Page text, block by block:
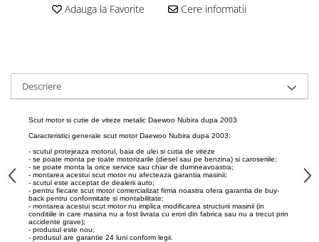
Carlige DS
Carlige Ford
Carlige Honda
Carlige Hyundai
Carlige Infiniti
Carlige Isuzu
Carlige Iveco
Carlige Jaecoo
Carlige Jaecoo 5
Adauga la Favorite Cere informatii
Descriere
Scut motor si cutie de viteze metalic Daewoo Nubira dupa 2003
Caracteristici generale scut motor Daewoo Nubira dupa 2003:
- scutul protejeaza motorul, baia de ulei si cutia de viteze
- se poate monta pe toate motorizarile (diesel sau pe benzina) si caroseriile;
- se poate monta la orice service sau chiar de dumneavoastra;
- montarea acestui scut motor nu afecteaza garantia masinii;
- scutul este acceptat de dealerii auto;
- pentru fiecare scut motor comercializat firma noastra ofera garantia de buy-
back pentru conformitate si montabilitate;
- montarea acestui scut motor nu implica modificarea structurii masinii (in
conditiile in care masina nu a fost livrata cu erori din fabrica sau nu a trecut prin
accidente grave);
- produsul este nou;
- produsul are garantie 24 luni conform legii.